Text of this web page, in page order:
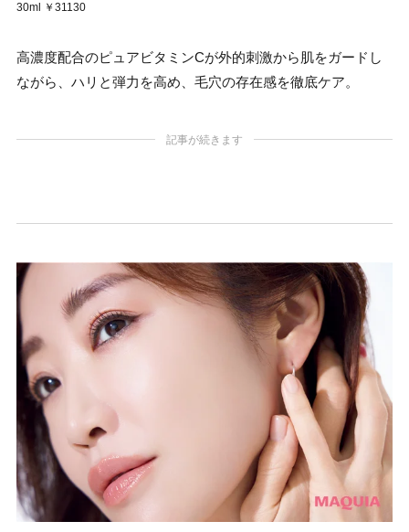
30ml ￥31130
高濃度配合のピュアビタミンCが外的刺激から肌をガードし
ながら、ハリと弾力を高め、毛穴の存在感を徹底ケア。
記事が続きます